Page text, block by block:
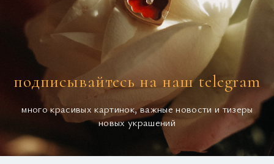
подписывайтесь на наш telegram
много красивых картинок, важные новости и тизеры
новых украшений